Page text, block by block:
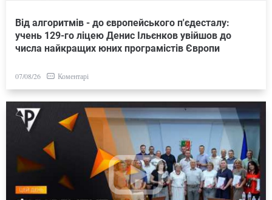
Від алгоритмів - до європейського п'єдесталу:
учень 129-го ліцею Денис Ільєнков увійшов до
числа найкращих юних програмістів Європи
07/08/26 Коментарі